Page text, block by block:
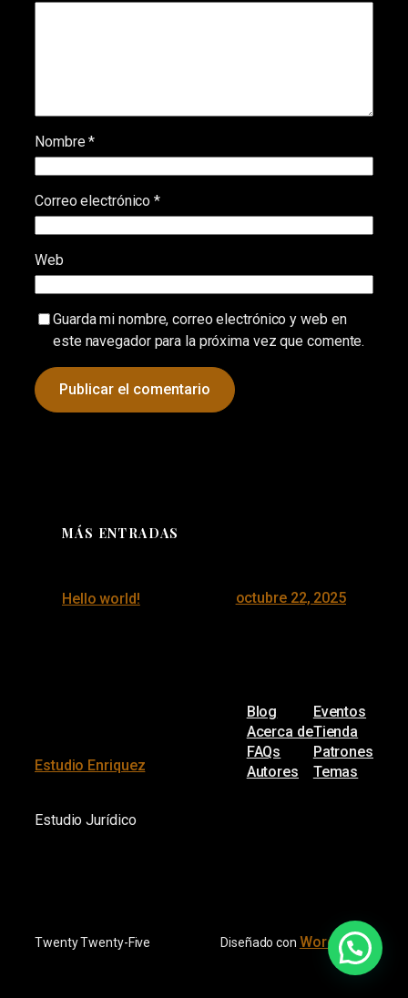
Nombre*
Correo electrónico*
Web
Guarda mi nombre, correo electrónico y web en
este navegador para la próxima vez que comente.
MÁS ENTRADAS
Hello world! octubre 22, 2025
Estudio Enriquez
Estudio Jurídico
Blog
Acerca de
FAQs
Autores
Eventos
Tienda
Patrones
Temas
Twenty Twenty-Five Diseñado con WordPress